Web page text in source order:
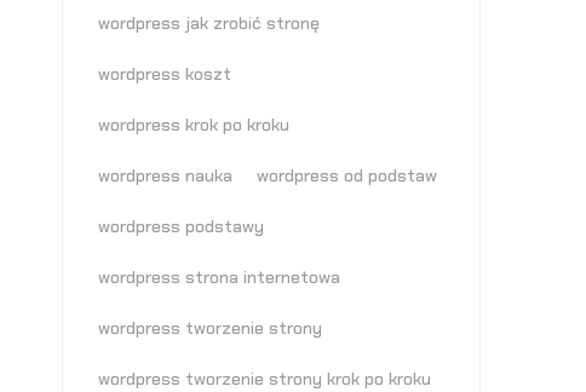
wordpress jak zrobić stronę
wordpress koszt
wordpress krok po kroku
wordpress nauka wordpress od podstaw
wordpress podstawy
wordpress strona internetowa
wordpress tworzenie strony
wordpress tworzenie strony krok po kroku